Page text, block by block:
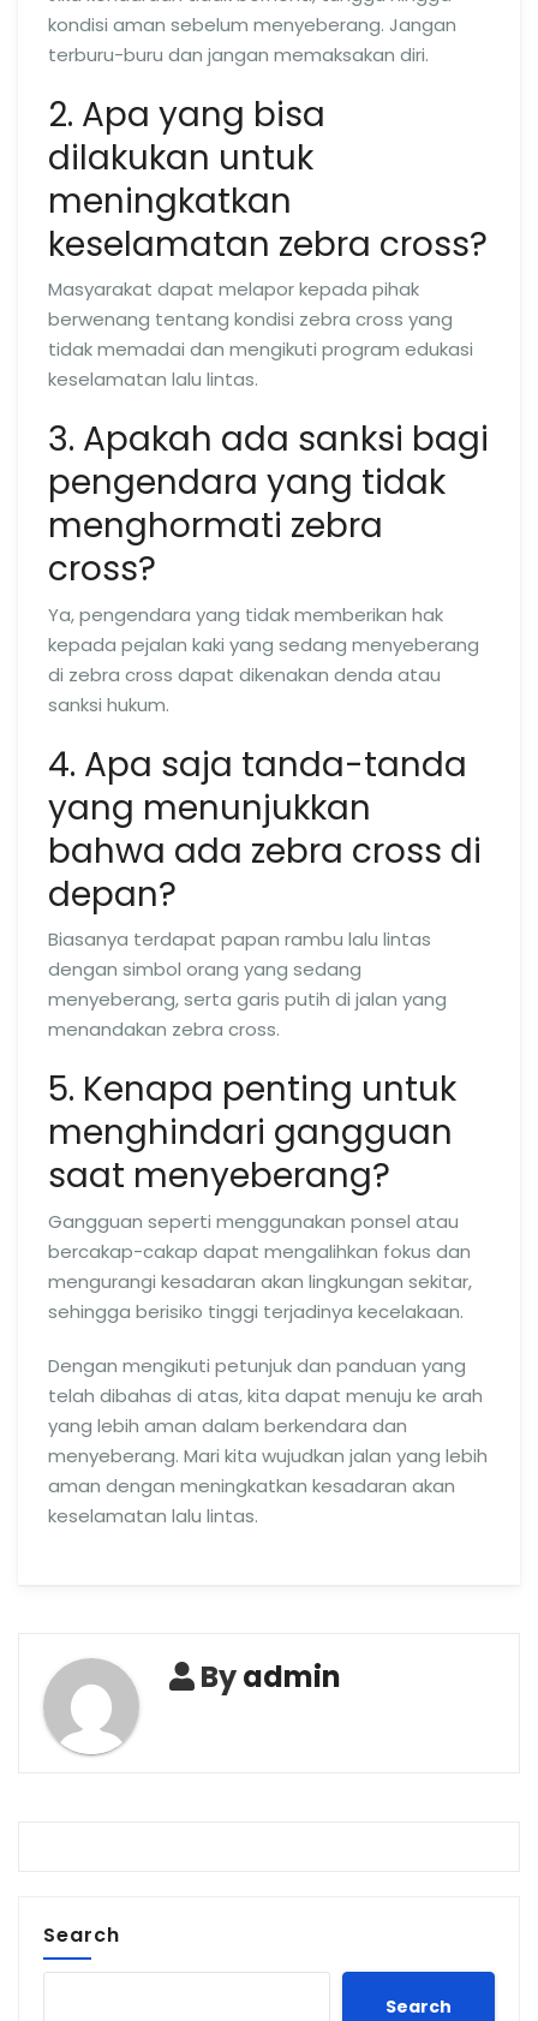
kondisi aman sebelum menyeberang. Jangan
terburu-buru dan jangan memaksakan diri.
2. Apa yang bisa
dilakukan untuk
meningkatkan
keselamatan zebra cross?
Masyarakat dapat melapor kepada pihak
berwenang tentang kondisi zebra cross yang
tidak memadai dan mengikuti program edukasi
keselamatan lalu lintas.
3. Apakah ada sanksi bagi
pengendara yang tidak
menghormati zebra
cross?
Ya, pengendara yang tidak memberikan hak
kepada pejalan kaki yang sedang menyeberang
di zebra cross dapat dikenakan denda atau
sanksi hukum.
4. Apa saja tanda-tanda
yang menunjukkan
bahwa ada zebra cross di
depan?
Biasanya terdapat papan rambu lalu lintas
dengan simbol orang yang sedang
menyeberang, serta garis putih di jalan yang
menandakan zebra cross.
5. Kenapa penting untuk
menghindari gangguan
saat menyeberang?
Gangguan seperti menggunakan ponsel atau
bercakap-cakap dapat mengalihkan fokus dan
mengurangi kesadaran akan lingkungan sekitar,
sehingga berisiko tinggi terjadinya kecelakaan.
Dengan mengikuti petunjuk dan panduan yang
telah dibahas di atas, kita dapat menuju ke arah
yang lebih aman dalam berkendara dan
menyeberang. Mari kita wujudkan jalan yang lebih
aman dengan meningkatkan kesadaran akan
keselamatan lalu lintas.
Byadmin
Search
Search